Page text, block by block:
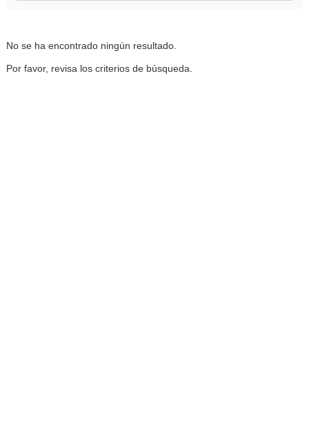
No se ha encontrado ningún resultado.
Por favor, revisa los criterios de búsqueda.